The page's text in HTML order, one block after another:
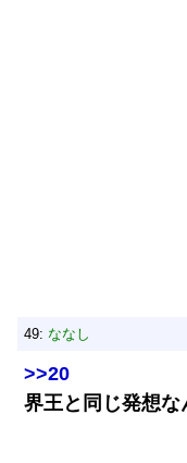
49: ななし
>>20
界王と同じ発想